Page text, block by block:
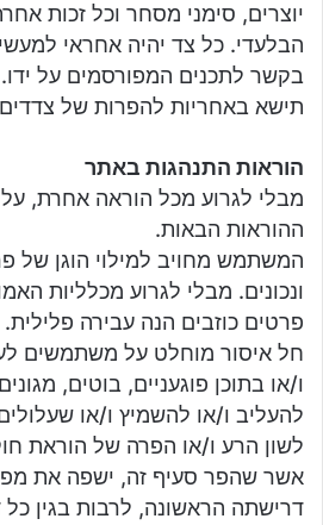
יוצרים, סימני מסחר וכל זכות
הבלעדי. כל צד יהיה אחראי
בקשר לתכנים המפורסמים על
תישא באחריות להפרות של
הוראות התנהגות באתר
מבלי לגרוע מכל הוראה אחרת,
ההוראות הבאות.
המשתמש מחויב למילוי הוגן של
ונכונים. מבלי לגרוע מכלליות
פרטים כוזבים הנה עבירה פלילית.
חל איסור מוחלט על משתמשים
ו/או בתוכן פוגעניים, בוטים,
להעליב ו/או להשמיץ ו/או
לשון הרע ו/או הפרה של הוראת
אשר שהפר סעיף זה, ישפה את
דרישתה הראשונה, לרבות בגין